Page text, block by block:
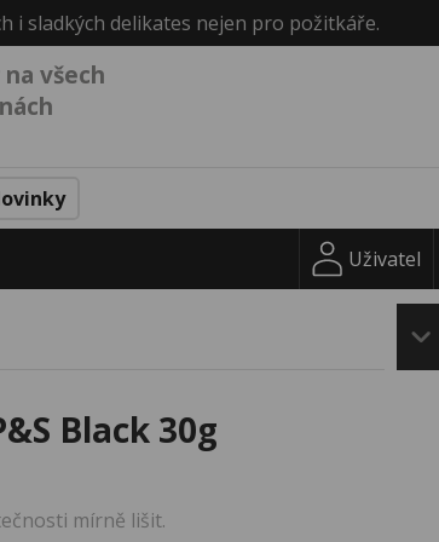
i sladkých delikates nejen pro požitkáře.
všech
Uživatel
Black 30g
mírně lišit.